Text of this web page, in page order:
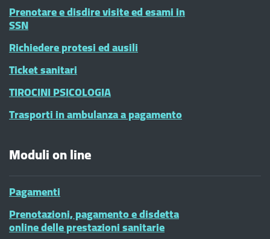
Prenotare e disdire visite ed esami in
SSN
Richiedere protesi ed ausili
Ticket sanitari
TIROCINI PSICOLOGIA
Trasporti in ambulanza a pagamento
Moduli on line
Pagamenti
Prenotazioni, pagamento e disdetta
online delle prestazioni sanitarie